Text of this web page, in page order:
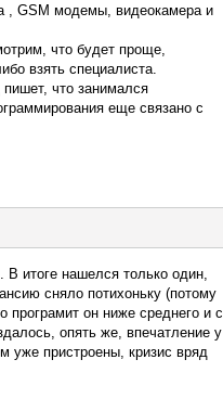
, GSM модемы, видеокамера и
что будет проще,
взять специалиста.
что занимался
еще связано с
В итоге нашелся только один,
сняло потихоньку (потому
програмит он ниже среднего и с
опять же, впечатление у
уже пристроены, кризис вряд